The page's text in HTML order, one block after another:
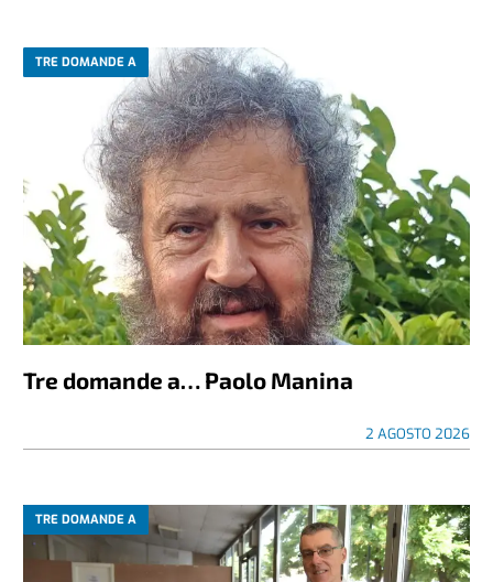
TRE DOMANDE A
Tre domande a… Paolo Manina
2 AGOSTO 2026
TRE DOMANDE A